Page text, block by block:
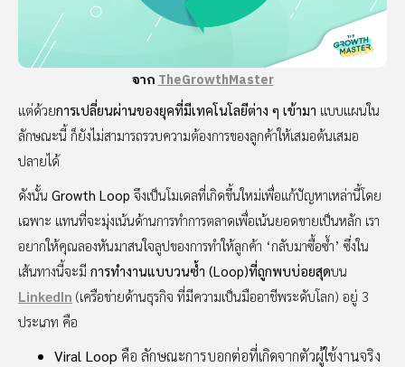
จากTheGrowthMaster
แต่ด้วยการเปลี่ยนผ่านของยุคที่มีเทคโนโลยีต่าง ๆ เข้ามา แบบแผนใน
ลักษณะนี้ ก็ยังไม่สามารถรวบความต้องการของลูกค้าให้เสมอต้นเสมอ
ปลายได้
ดังนั้น Growth Loop จึงเป็นโมเดลที่เกิดขึ้นใหม่เพื่อแก้ปัญหาเหล่านี้โดย
เฉพาะ แทนที่จะมุ่งเน้นด้านการทำการตลาดเพื่อเน้นยอดขายเป็นหลัก เรา
อยากให้คุณลองหันมาสนใจลูปของการทำให้ลูกค้า ‘กลับมาซื้อซ้ำ’ ซึ่งใน
เส้นทางนี้จะมี การทำงานแบบวนซ้ำ (Loop)ที่ถูกพบบ่อยสุดบน
LinkedIn (เครือข่ายด้านธุรกิจ ที่มีความเป็นมืออาชีพระดับโลก) อยู่ 3
ประเภท คือ
Viral Loop คือ ลักษณะการบอกต่อที่เกิดจากตัวผู้ใช้งานจริง